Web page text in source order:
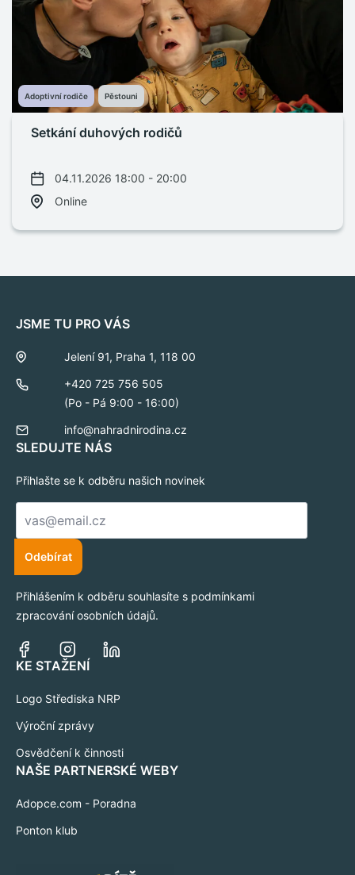
Adoptivní rodiče Pěstouni
Setkání duhových rodičů
04.11.2026 18:00 - 20:00
Online
JSME TU PRO VÁS
Jelení 91, Praha 1, 118 00
+420 725 756 505
(Po - Pá 9:00 - 16:00)
info@nahradnirodina.cz
SLEDUJTE NÁS
Přihlašte se k odběru našich novinek
E-
mail
Odebírat
Přihlášením k odběru souhlasíte s podmínkami
zpracování osobních údajů.
KE STAŽENÍ
Logo Střediska NRP
Výroční zprávy
Osvědčení k činnosti
NAŠE PARTNERSKÉ WEBY
Adopce.com - Poradna
Ponton klub